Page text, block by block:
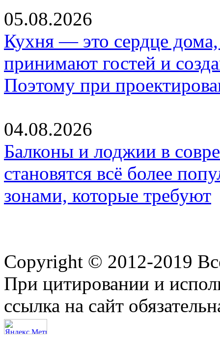
05.08.2026
Кухня — это сердце дома,
принимают гостей и
Поэтому при
04.08.2026
Балконы и лоджии в
становятся всё более
зонами, которые требуют
Copyright © 2012-2019
При цитировании и
ссылка на сайт